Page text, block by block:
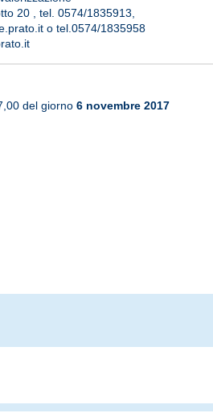
20 , tel. 0574/1835913,
o tel.0574/1835958
del giorno 6 novembre 2017